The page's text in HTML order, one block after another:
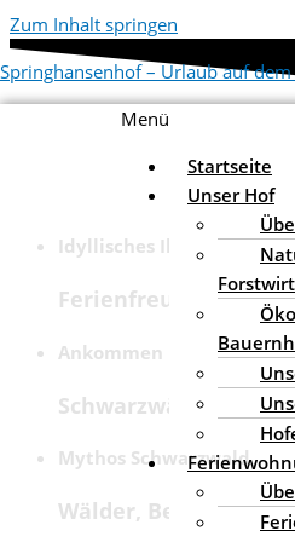
Zum Inhalt springen
Springhansenhof – Urlaub auf
Menü
Startseite
Unser Hof
Idyllisches Ibachtal
Ferienfreude für
Ankommen und
Schwarzwälder
Mythos Schwarzwald
Wälder, Bergseen,